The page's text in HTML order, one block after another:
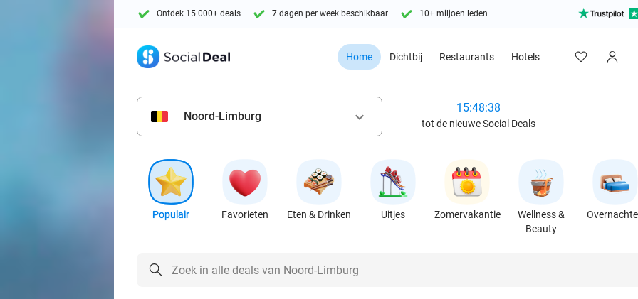
Ontdek 15.000+ deals 7 dagen per week beschikbaar 10+ miljoen leden
Home Dichtbij Restaurants Hotels
Noord-Limburg keyboard_arrow_down
15:48:36
tot de nieuwe Social Deals
Populair Favorieten Eten & Drinken Uitjes Zomervakantie
Wellness &
Beauty